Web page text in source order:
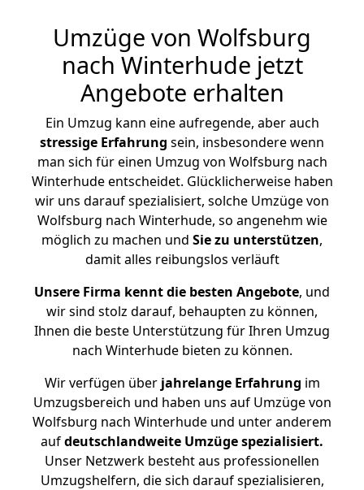
Umzüge von Wolfsburg
nach Winterhude jetzt
Angebote erhalten
Ein Umzug kann eine aufregende, aber auch
stressige Erfahrung sein, insbesondere wenn
man sich für einen Umzug von Wolfsburg nach
Winterhude entscheidet. Glücklicherweise haben
wir uns darauf spezialisiert, solche Umzüge von
Wolfsburg nach Winterhude, so angenehm wie
möglich zu machen und Sie zu unterstützen,
damit alles reibungslos verläuft
Unsere Firma kennt die besten Angebote, und
wir sind stolz darauf, behaupten zu können,
Ihnen die beste Unterstützung für Ihren Umzug
nach Winterhude bieten zu können.
Wir verfügen überjahrelange Erfahrung im
Umzugsbereich und haben uns auf Umzüge von
Wolfsburg nach Winterhude und unter anderem
aufdeutschlandweite Umzüge spezialisiert.
Unser Netzwerk besteht aus professionellen
Umzugshelfern, die sich darauf spezialisieren,